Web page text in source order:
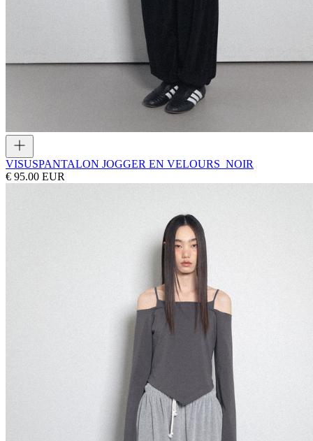
VISUSPANTALON JOGGER EN VELOURS_NOIR
€ 95.00 EUR